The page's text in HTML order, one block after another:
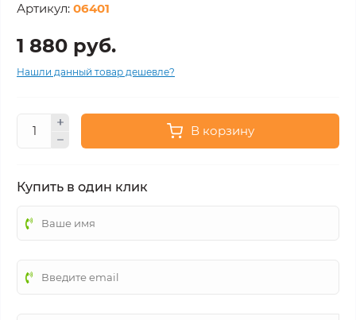
Артикул: 06401
1 880 руб.
Нашли данный товар дешевле?
В корзину
Купить в один клик